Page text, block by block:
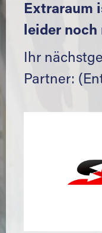
Extraraum
leider noch
Ihr
Partner: